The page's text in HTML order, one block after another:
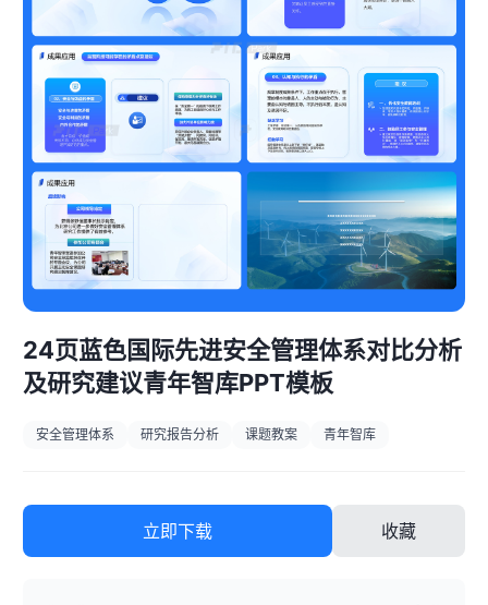
24页蓝色国际先进安全管理体系对比分析
及研究建议青年智库PPT模板
安全管理体系 研究报告分析 课题教案 青年智库
立即下载 收藏